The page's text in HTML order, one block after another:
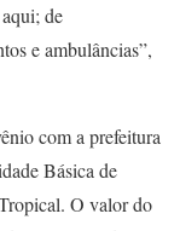
de
e ambulâncias”,
com a prefeitura
Básica de
O valor do